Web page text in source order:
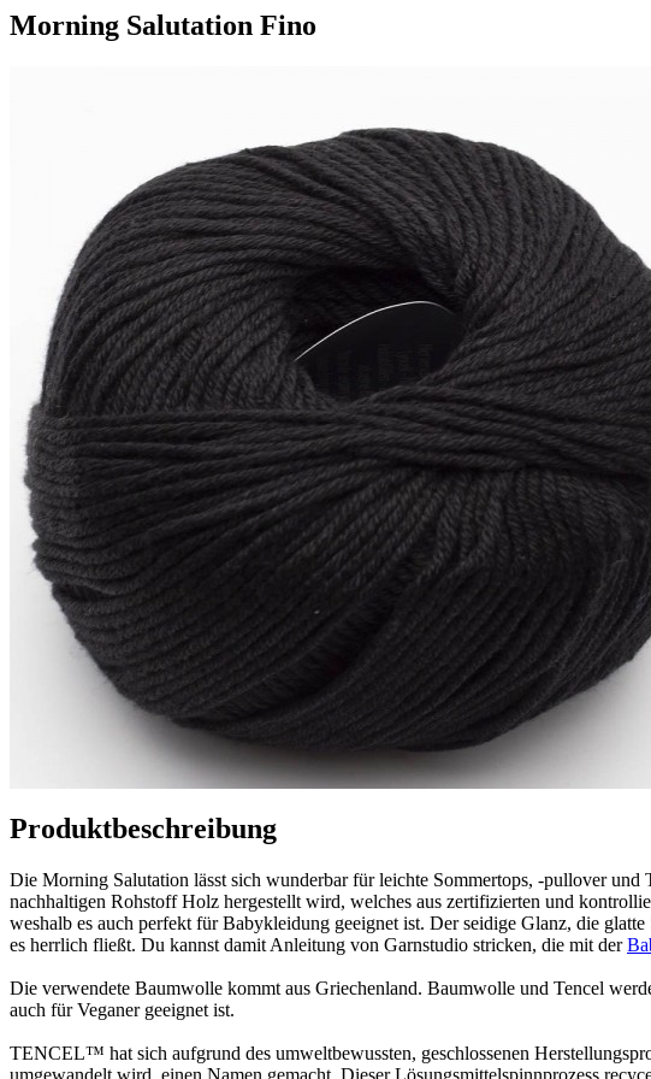
Morning Salutation Fino
Produktbeschreibung
Die Morning Salutation lässt sich wunderbar für leichte Sommertops, -pullover
nachhaltigen Rohstoff Holz hergestellt wird, welches aus zertifizierten und
weshalb es auch perfekt für Babykleidung geeignet ist. Der seidige Glanz, die
es herrlich fließt. Du kannst damit Anleitung von Garnstudio stricken, die mit der
Die verwendete Baumwolle kommt aus Griechenland. Baumwolle und Tencel
auch für Veganer geeignet ist.
TENCEL™ hat sich aufgrund des umweltbewussten, geschlossenen
umgewandelt wird, einen Namen gemacht. Dieser Lösungsmittelspinnprozess